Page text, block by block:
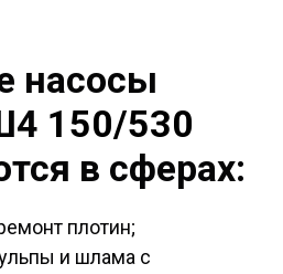
насосы
150/530
в сферах:
плотин;
и шлама с